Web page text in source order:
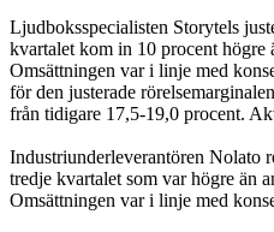
Ljudboksspecialisten Storytels
kvartalet kom in 10 procent högre
Omsättningen var i linje med
för den justerade
från tidigare 17,5-19,0 procent.
Industriunderleverantören Nolato
tredje kvartalet som var högre än
Omsättningen var i linje med